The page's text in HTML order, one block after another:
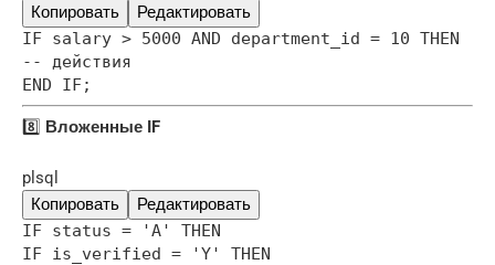
Копировать
Редактировать
IF salary > 5000 AND department_id = 10 THEN
-- действия
END IF;
8️⃣ Вложенные IF
plsql
Копировать
Редактировать
IF status = 'A' THEN
IF is_verified = 'Y' THEN